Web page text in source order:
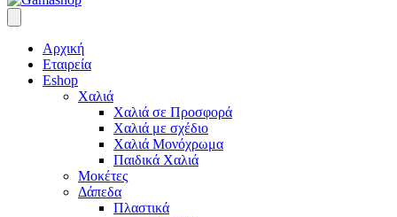
Αρχική
Εταιρεία
Eshop
Χαλιά
Χαλιά σε Προσφορά
Χαλιά με σχέδιο
Χαλιά Μονόχρωμα
Παιδικά Χαλιά
Μοκέτες
Δάπεδα
Πλαστικά